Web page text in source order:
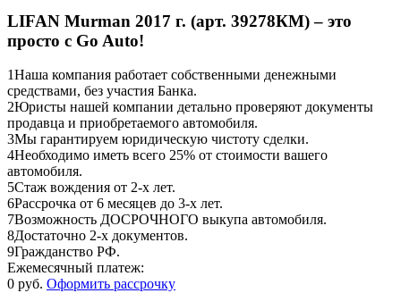
LIFAN Murman 2017 г. (арт. 39278КМ) – это
просто с Go Auto!
1Наша компания работает собственными денежными
средствами, без участия Банка.
2Юристы нашей компании детально проверяют документы
продавца и приобретаемого автомобиля.
3Мы гарантируем юридическую чистоту сделки.
4Необходимо иметь всего 25% от стоимости вашего
автомобиля.
5Стаж вождения от 2-х лет.
6Рассрочка от 6 месяцев до 3-х лет.
7Возможность ДОСРОЧНОГО выкупа автомобиля.
8Достаточно 2-х документов.
9Гражданство РФ.
Ежемесячный платеж:
0 руб. Оформить рассрочку